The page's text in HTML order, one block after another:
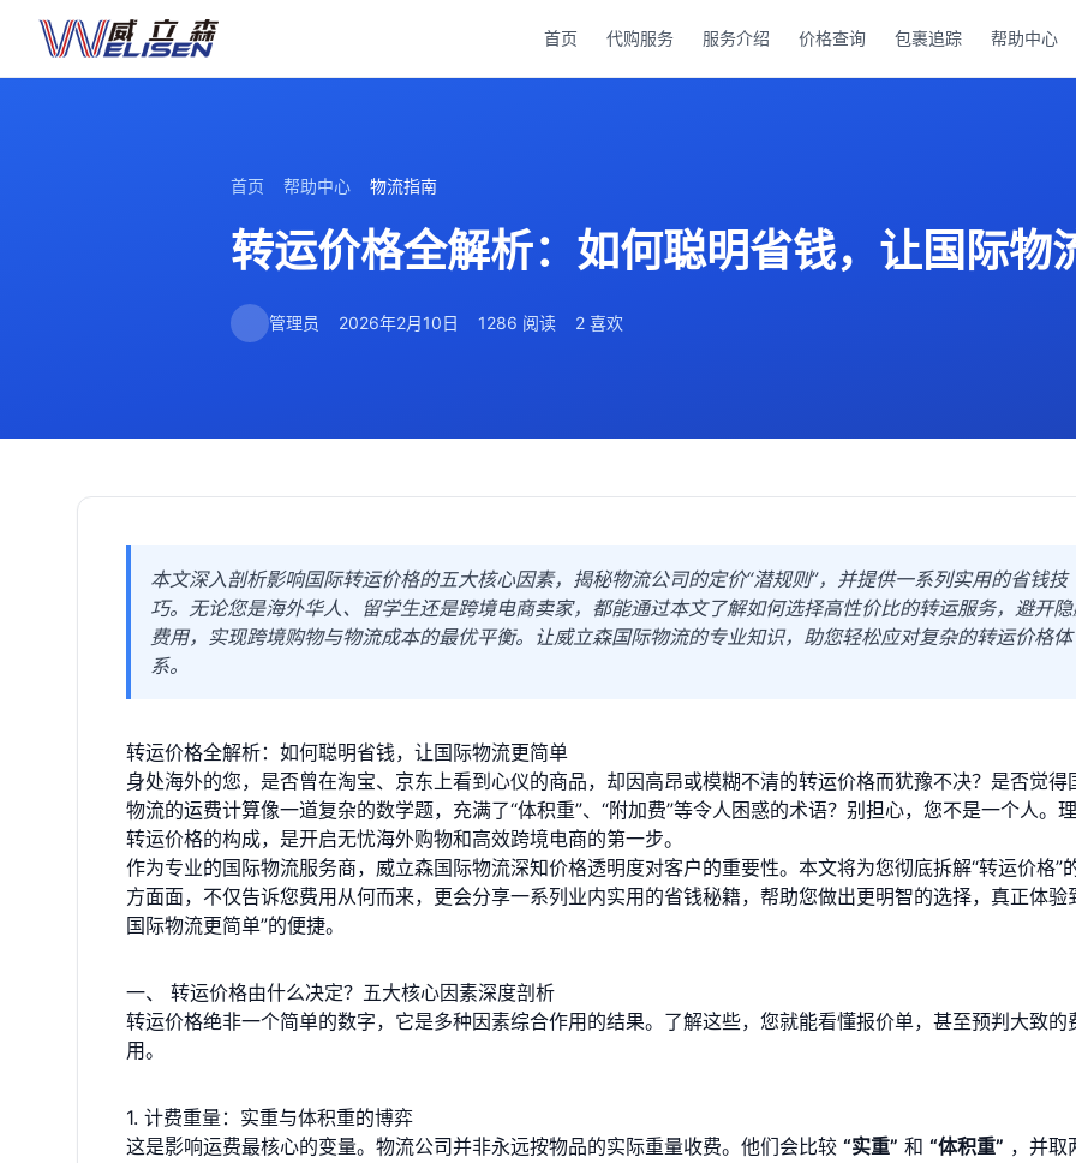
首页 代购服务 服务介绍 价格查询 包裹追踪 帮助中心
首页 帮助中心 物流指南
转运价格全解析：如何聪明省钱，让国际物
管理员 2026年2月10日 1286 阅读 2 喜欢
本文深入剖析影响国际转运价格的五大核心因素，揭秘物流公司的定价“潜规则”，并提供一系列实用的省钱技
巧。无论您是海外华人、留学生还是跨境电商卖家，都能通过本文了解如何选择高性价比的转运服务，避开
费用，实现跨境购物与物流成本的最优平衡。让威立森国际物流的专业知识，助您轻松应对复杂的转运价格体
系。
转运价格全解析：如何聪明省钱，让国际物流更简单
身处海外的您，是否曾在淘宝、京东上看到心仪的商品，却因高昂或模糊不清的转运价格而犹豫不决？是否觉得
物流的运费计算像一道复杂的数学题，充满了“体积重”、“附加费”等令人困惑的术语？别担心，您不是一个人。
转运价格的构成，是开启无忧海外购物和高效跨境电商的第一步。
作为专业的国际物流服务商，威立森国际物流深知价格透明度对客户的重要性。本文将为您彻底拆解“转运价格”
方面面，不仅告诉您费用从何而来，更会分享一系列业内实用的省钱秘籍，帮助您做出更明智的选择，真正体验
国际物流更简单”的便捷。
一、 转运价格由什么决定？五大核心因素深度剖析
转运价格绝非一个简单的数字，它是多种因素综合作用的结果。了解这些，您就能看懂报价单，甚至预判大致的
用。
1. 计费重量：实重与体积重的博弈
这是影响运费最核心的变量。物流公司并非永远按物品的实际重量收费。他们会比较 “实重” 和 “体积重” ，并取